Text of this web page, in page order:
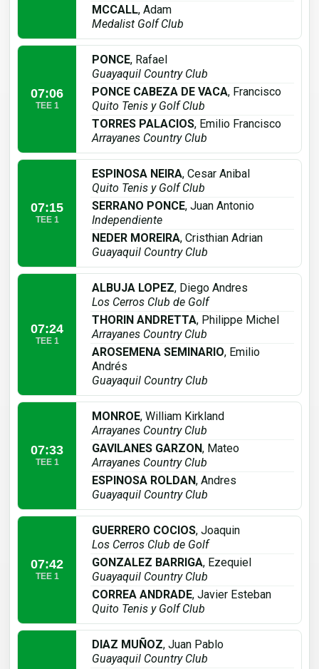
MCCALL, Adam
Medalist Golf Club
07:06
TEE 1
PONCE, Rafael
Guayaquil Country Club
PONCE CABEZA DE VACA, Francisco
Quito Tenis y Golf Club
TORRES PALACIOS, Emilio Francisco
Arrayanes Country Club
07:15
TEE 1
ESPINOSA NEIRA, Cesar Anibal
Quito Tenis y Golf Club
SERRANO PONCE, Juan Antonio
Independiente
NEDER MOREIRA, Cristhian Adrian
Guayaquil Country Club
07:24
TEE 1
ALBUJA LOPEZ, Diego Andres
Los Cerros Club de Golf
THORIN ANDRETTA, Philippe Michel
Arrayanes Country Club
AROSEMENA SEMINARIO, Emilio
Andrés
Guayaquil Country Club
07:33
TEE 1
MONROE, William Kirkland
Arrayanes Country Club
GAVILANES GARZON, Mateo
Arrayanes Country Club
ESPINOSA ROLDAN, Andres
Guayaquil Country Club
07:42
TEE 1
GUERRERO COCIOS, Joaquin
Los Cerros Club de Golf
GONZALEZ BARRIGA, Ezequiel
Guayaquil Country Club
CORREA ANDRADE, Javier Esteban
Quito Tenis y Golf Club
DIAZ MUÑOZ, Juan Pablo
Guayaquil Country Club